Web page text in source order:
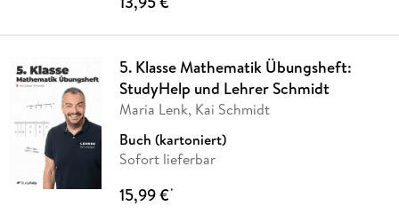
5. Klasse Mathematik Übungsheft:
StudyHelp und Lehrer Schmidt
Maria Lenk, Kai Schmidt
Buch (kartoniert)
Sofort lieferbar
15,99 €*